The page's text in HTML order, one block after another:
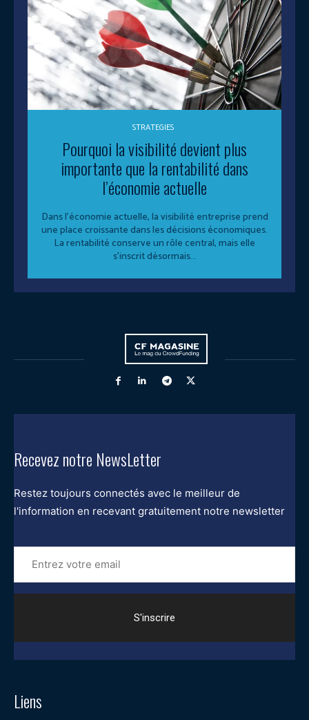
STRATEGIES
Pourquoi la visibilité devient plus
importante que la rentabilité dans
l’économie actuelle
Dans l’économie actuelle, la visibilité entreprise prend
une place croissante dans les décisions économiques.
La rentabilité conserve un rôle central, mais elle
s’inscrit désormais...
Recevez notre NewsLetter
Restez toujours connectés avec le meilleur de
l'information en recevant gratuitement notre newsletter
Entrez
votre
email
Liens